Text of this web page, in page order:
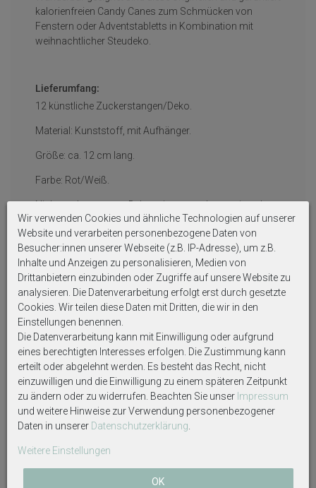
kalorienfreien Candy Canes zum Schmücken von
Fenstern oder Adventstabletts in Kombination mit
weihnachtlicher Steudeko.
Lieferumfang:
12 künstliche Zuckerstangen/Deko.
Material: Kunststoff, mit Aufhänger.
Größe: ca. 12 cm lang.
Farbe: Rot/Weiß.
Nicht essbar - nur zu Dekorationszwecken geeignet!
Auf Produktbildern abgebildetes Zubehör sowie
Dekoartikel gehören nicht zum Lieferumfang, sofern
diese nicht ausdrücklich eingeschlossen werden.
Weitere interessante Artikel
Wir verwenden Cookies und ähnliche Technologien auf unserer
Website und verarbeiten personenbezogene Daten von
Besucher:innen unserer Webseite (z.B. IP-Adresse), um z.B.
Inhalte und Anzeigen zu personalisieren, Medien von
Drittanbietern einzubinden oder Zugriffe auf unsere Website zu
analysieren. Die Datenverarbeitung erfolgt erst durch gesetzte
Cookies. Wir teilen diese Daten mit Dritten, die wir in den
Einstellungen benennen.
Die Datenverarbeitung kann mit Einwilligung oder aufgrund
eines berechtigten Interesses erfolgen. Die Zustimmung kann
erteilt oder abgelehnt werden. Es besteht das Recht, nicht
einzuwilligen und die Einwilligung zu einem späteren Zeitpunkt
zu ändern oder zu widerrufen. Beachten Sie unser Impressum
und weitere Hinweise zur Verwendung personenbezogener
Daten in unserer Daten­schutz­erklärung
Weitere Einstellungen
OK